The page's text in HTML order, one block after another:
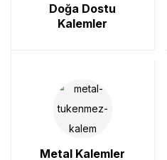
Doğa Dostu
Kalemler
Metal Kalemler